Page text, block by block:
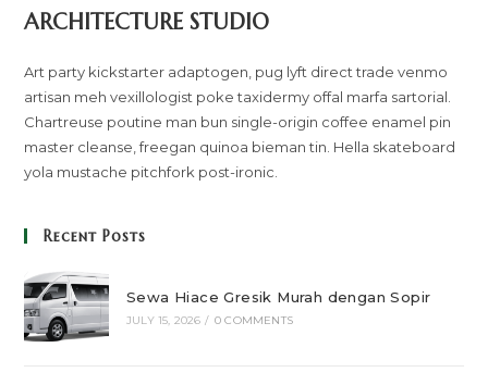
ARCHITECTURE STUDIO
Art party kickstarter adaptogen, pug lyft direct trade venmo
artisan meh vexillologist poke taxidermy offal marfa sartorial.
Chartreuse poutine man bun single-origin coffee enamel pin
master cleanse, freegan quinoa bieman tin. Hella skateboard
yola mustache pitchfork post-ironic.
Recent Posts
Sewa Hiace Gresik Murah dengan Sopir
JULY 15, 2026 / 0 COMMENTS